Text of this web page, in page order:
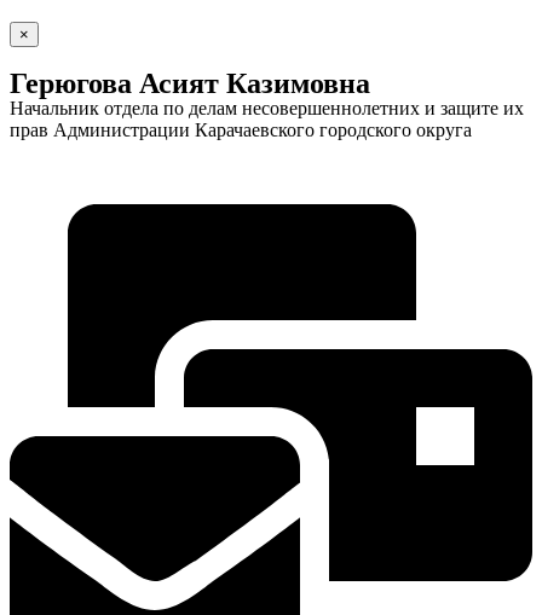
×
Герюгова Асият Казимовна
Начальник отдела по делам несовершеннолетних и защите их
прав Администрации Карачаевского городского округа